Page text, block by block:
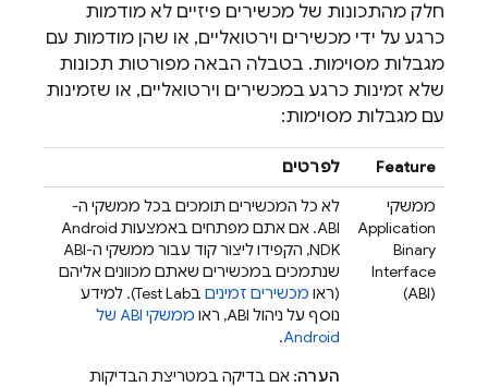
חלק מהתכונות של מכשירים פיזיים לא מודמות
כרגע על ידי מכשירים וירטואליים, או שהן מודמות עם
מגבלות מסוימות. בטבלה הבאה מפורטות תכונות
שלא זמינות כרגע במכשירים וירטואליים, או שזמינות
עם מגבלות מסוימות:
Feature
לפרטים
ממשקי
Application
Binary
(ABI)
לא כל המכשירים תומכים בכל ממשקי ה-
ABI. אם אתם מפתחים באמצעות Android
NDK, הקפידו ליצור קוד עבור ממשקי ה-ABI
שנתמכים במכשירים שאתם מכוונים אליהם
(ראו מכשירים זמינים בTest Lab). למידע
נוסף על ניהול ABI, ראו
ממשקי ABI של
Android
.
הערה: אם בדיקה במטריצת הבדיקות